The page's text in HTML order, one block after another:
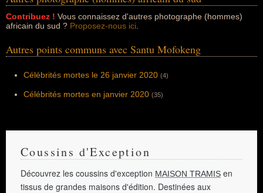
Contribuez ! Vous connaissez d'autres photographe (hommes)
africain du sud ? Proposez-nous ici
Autres points communs avec Santu Mofokeng
Célébrités mortes le 26 janvier 2020 (4)
Célébrités mortes en janvier 2020 (35)
Coussins d'Exception
Découvrez les coussins d'exception MAISON TRAMIS en
tissus de grandes maisons d'édition. Destinées aux